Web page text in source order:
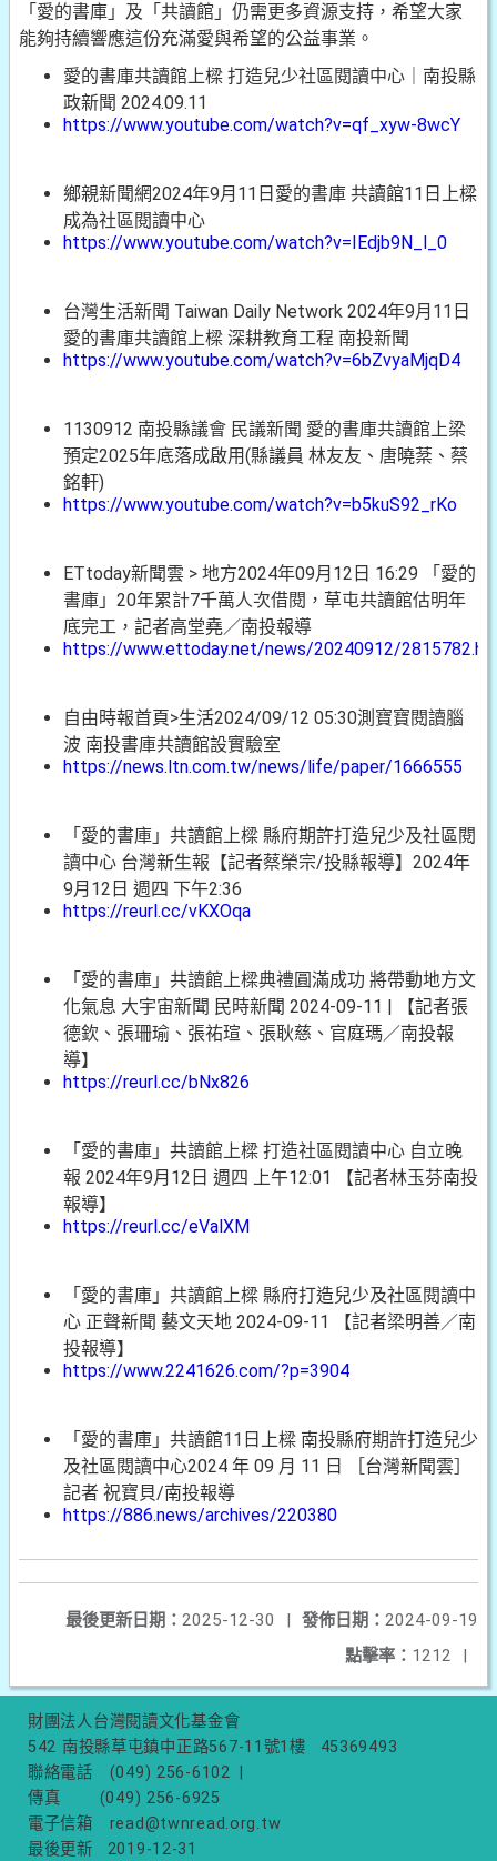
「愛的書庫」及「共讀館」仍需更多資源支持，希望大家
能夠持續響應這份充滿愛與希望的公益事業。
愛的書庫共讀館上樑 打造兒少社區閱讀中心｜南投縣
政新聞 2024.09.11
https://www.youtube.com/watch?v=qf_xyw-8wcY
鄉親新聞網2024年9月11日愛的書庫 共讀館11日上樑
成為社區閱讀中心
https://www.youtube.com/watch?v=IEdjb9N_l_0
台灣生活新聞 Taiwan Daily Network 2024年9月11日
愛的書庫共讀館上樑 深耕教育工程 南投新聞
https://www.youtube.com/watch?v=6bZvyaMjqD4
1130912 南投縣議會 民議新聞 愛的書庫共讀館上梁
預定2025年底落成啟用(縣議員 林友友、唐曉棻、蔡
銘軒)
https://www.youtube.com/watch?v=b5kuS92_rKo
ETtoday新聞雲 > 地方2024年09月12日 16:29 「愛的
書庫」20年累計7千萬人次借閱，草屯共讀館估明年
底完工，記者高堂堯／南投報導
https://www.ettoday.net/news/20240912/
自由時報首頁>生活2024/09/12 05:30測寶寶閱讀腦
波 南投書庫共讀館設實驗室
https://news.ltn.com.tw/news/life/paper/1666555
「愛的書庫」共讀館上樑 縣府期許打造兒少及社區閱
讀中心 台灣新生報【記者蔡榮宗/投縣報導】2024年
9月12日 週四 下午2:36
https://reurl.cc/vKXOqa
「愛的書庫」共讀館上樑典禮圓滿成功 將帶動地方文
化氣息 大宇宙新聞 民時新聞 2024-09-11 | 【記者張
德欽、張珊瑜、張祐瑄、張耿慈、官庭瑪／南投報
導】
https://reurl.cc/bNx826
「愛的書庫」共讀館上樑 打造社區閱讀中心 自立晚
報 2024年9月12日 週四 上午12:01 【記者林玉芬南投
報導】
https://reurl.cc/eValXM
「愛的書庫」共讀館上樑 縣府打造兒少及社區閱讀中
心 正聲新聞 藝文天地 2024-09-11 【記者梁明善／南
投報導】
https://www.2241626.com/?p=3904
「愛的書庫」共讀館11日上樑 南投縣府期許打造兒少
及社區閱讀中心2024 年 09 月 11 日 ［台灣新聞雲］
記者 祝寶貝/南投報導
https://886.news/archives/220380
發佈日期： 2024-09-19
最後更新日期： 2025-12-30
|
點擊率： 1212 |
財團法人台灣閱讀文化基金會
542 南投縣草屯鎮中正路567-11號1樓
45369493
聯絡電話
(049) 256-6102
傳真
(049) 256-6925
電子信箱
read@twnread.org.tw
最後更新
2019-12-31